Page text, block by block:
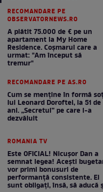
RECOMANDARE PE
OBSERVATORNEWS.RO
A plătit 75.000 de € pe un
apartament la My Home
Residence. Coşmarul care a
urmat: "Am început să
tremur"
RECOMANDARE PE AS.RO
Cum se menţine în formă
lui Leonard Doroftei, la 51 de
ani. „Secretul” pe care l-a
dezvăluit
ROMANIA TV
Este OFICIAL! Nicușor Dan a
semnat legea! Acești
vor primi bonusuri de
performanță consistente. Ei
sunt obligați, însă, să aducă